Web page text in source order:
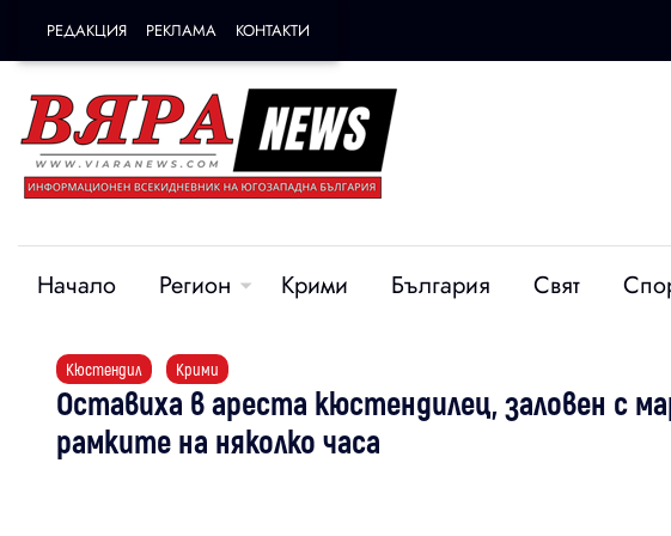
РЕДАКЦИЯ РЕКЛАМА КОНТАКТИ
Начало Регион Крими България Свят
Кюстендил Крими
Оставиха в ареста кюстендилец, заловен с
рамките на няколко часа